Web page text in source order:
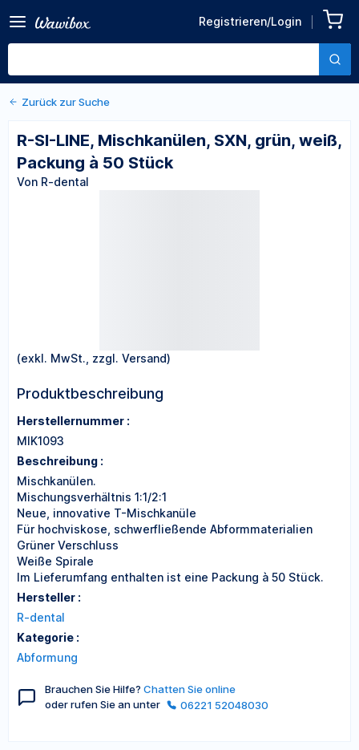
Registrieren/Login
SXN, grün, weiß, Packung à
50 Stück
Von R-dental
Zurück zu den Produktdetails
Zurück zur Suche
R-SI-LINE, Mischkanülen, SXN, grün, weiß,
Packung à 50 Stück
Von R-dental
(exkl. MwSt., zzgl. Versand)
Produktbeschreibung
Herstellernummer :
MIK1093
Beschreibung :
Mischkanülen.
Mischungsverhältnis 1:1/2:1
Neue, innovative T-Mischkanüle
Für hochviskose, schwerfließende Abformmaterialien
Grüner Verschluss
Weiße Spirale
Im Lieferumfang enthalten ist eine Packung à 50 Stück.
Hersteller :
R-dental
Kategorie :
Abformung
Brauchen Sie Hilfe? Chatten Sie online
oder rufen Sie an unter
06221 52048030